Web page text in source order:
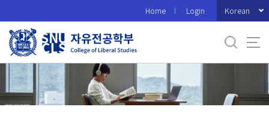
로
메
Home Login Korean